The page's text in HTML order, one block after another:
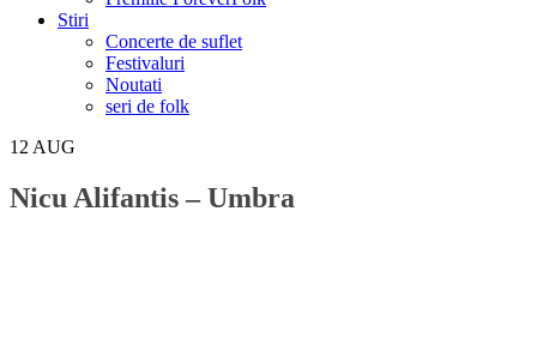
Stiri
Concerte de suflet
Festivaluri
Noutati
seri de folk
12 AUG
Nicu Alifantis – Umbra